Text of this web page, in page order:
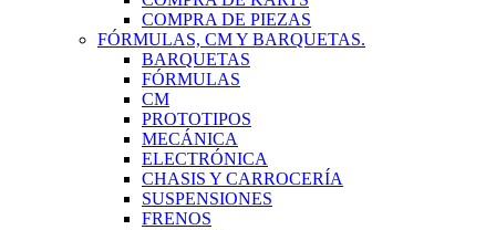
COMPRA DE PIEZAS
FÓRMULAS, CM Y BARQUETAS.
BARQUETAS
FÓRMULAS
CM
PROTOTIPOS
MECÁNICA
ELECTRÓNICA
CHASIS Y CARROCERÍA
SUSPENSIONES
FRENOS